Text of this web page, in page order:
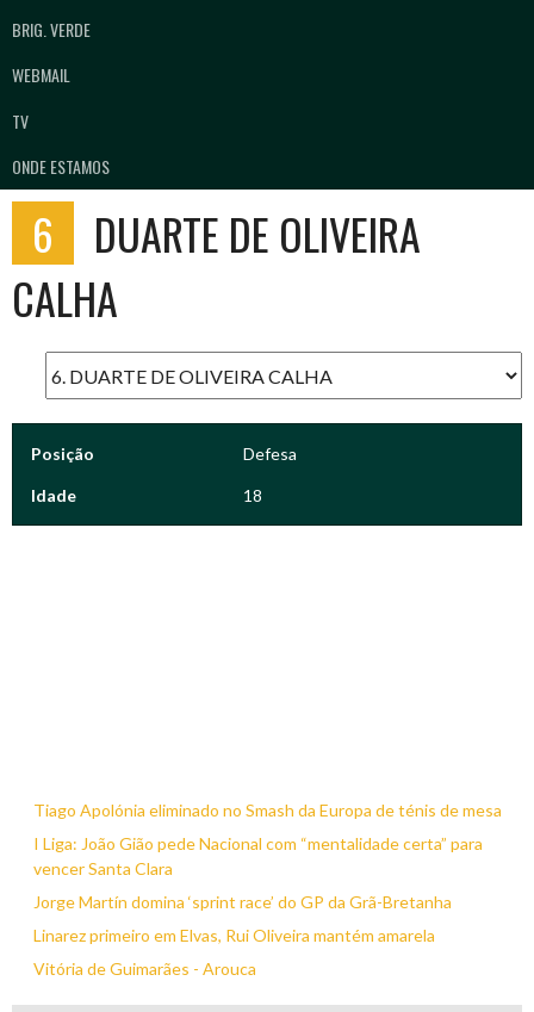
BRIG. VERDE
WEBMAIL
TV
ONDE ESTAMOS
6
DUARTE DE OLIVEIRA
CALHA
Posição Defesa
Idade 18
Tiago Apolónia eliminado no Smash da Europa de ténis de mesa
I Liga: João Gião pede Nacional com “mentalidade certa” para
vencer Santa Clara
Jorge Martín domina ‘sprint race’ do GP da Grã-Bretanha
Linarez primeiro em Elvas, Rui Oliveira mantém amarela
Vitória de Guimarães - Arouca